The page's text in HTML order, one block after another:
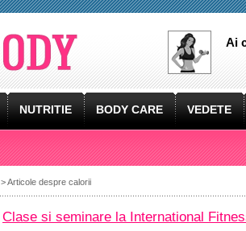
Ai
NUTRITIE BODY CARE VEDETE
> Articole despre calorii
Clase si seminare la International